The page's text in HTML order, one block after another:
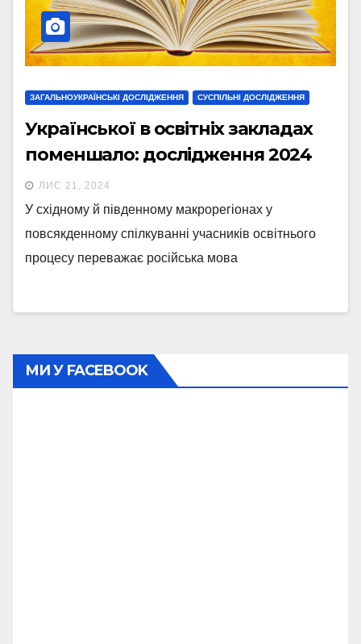
ЗАГАЛЬНОУКРАЇНСЬКІ ДОСЛІДЖЕННЯ СУСПІЛЬНІ ДОСЛІДЖЕННЯ
Української в освітніх закладах
поменшало: дослідження 2024
ЛИС 21, 2024
У східному й південному макрорегіонах у
повсякденному спілкуванні учасників освітнього
процесу переважає російська мова
МИ У FACEBOOK